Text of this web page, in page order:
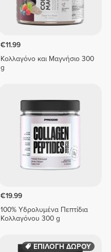
€11.99
Κολλαγόνο και Μαγνήσιο 300
g
€19.99
100% Υδρολυμένα Πεπτίδια
Κολλαγόνου 300 g
ΕΠΙΛΟΓΗ ΔΩΡΟΥ